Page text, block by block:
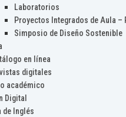
Laboratorios
Proyectos Integrados de Aula –
Simposio de Diseño Sostenible
en línea
digitales
académico
Digital
de Inglés